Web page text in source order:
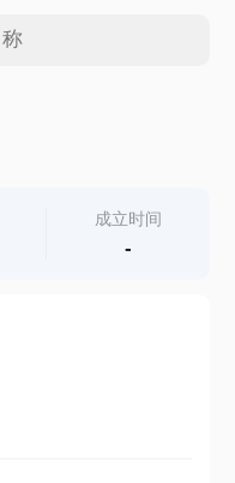
成立时间
-